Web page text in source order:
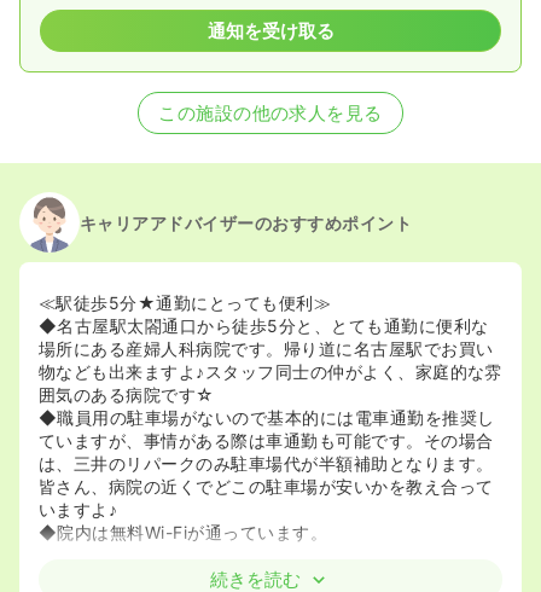
通知を受け取る
この施設の他の求人を見る
キャリアアドバイザーのおすすめポイント
≪駅徒歩5分★通勤にとっても便利≫
◆名古屋駅太閤通口から徒歩5分と、とても通勤に便利な
場所にある産婦人科病院です。帰り道に名古屋駅でお買い
物なども出来ますよ♪スタッフ同士の仲がよく、家庭的な雰
囲気のある病院です☆
◆職員用の駐車場がないので基本的には電車通勤を推奨し
ていますが、事情がある際は車通勤も可能です。その場合
は、三井のリパークのみ駐車場代が半額補助となります。
皆さん、病院の近くでどこの駐車場が安いかを教え合って
いますよ♪
◆院内は無料Wi-Fiが通っています。
≪残業ほぼなし★有給消化率ほぼ100％です≫
続きを読む